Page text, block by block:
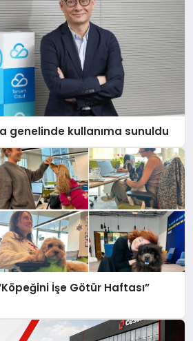
genelinde kullanıma sunuldu
İşe Götür Haftası”